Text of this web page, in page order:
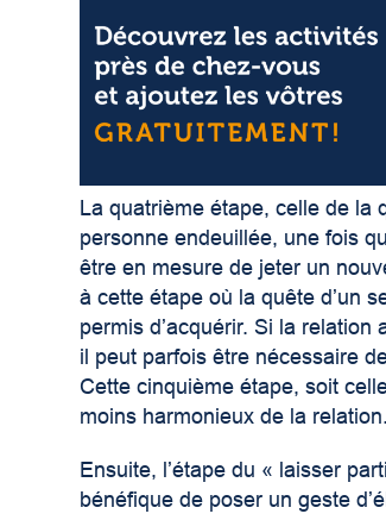
La quatrième étape, celle de la
personne endeuillée, une fois
être en mesure de jeter un
à cette étape où la quête d’un
permis d’acquérir. Si la
il peut parfois être nécessaire
Cette cinquième étape, soit
moins harmonieux de la relation.
Ensuite, l’étape du « laisser
bénéfique de poser un geste